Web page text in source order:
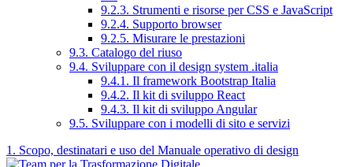
9.2.3. Strumenti e risorse per CSS e JavaScript
9.2.4. Supporto browser
9.2.5. Misurare le prestazioni
9.3. Catalogo del riuso
9.4. Sviluppare con il design system .italia
9.4.1. Il framework Bootstrap Italia
9.4.2. Il kit di sviluppo React
9.4.3. Il kit di sviluppo Angular
9.5. Sviluppare con i modelli di sito e servizi
1. Scopo, destinatari e uso del Manuale operativo di design